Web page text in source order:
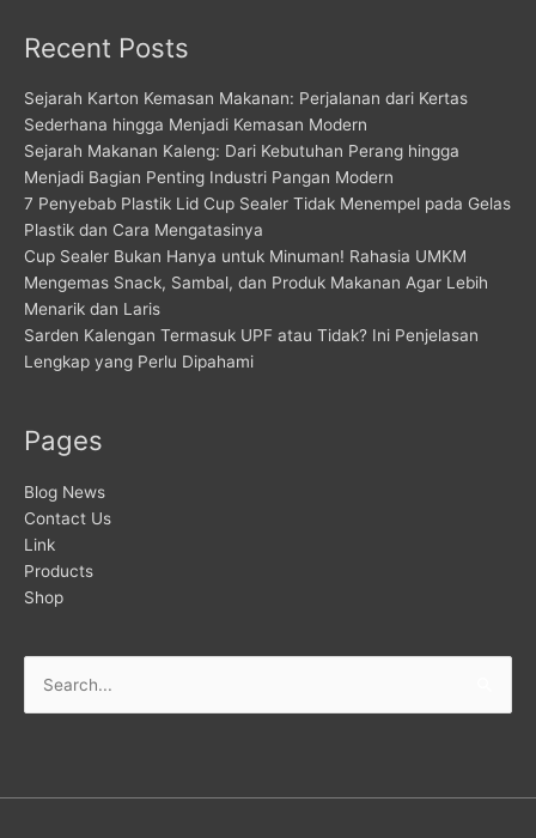
Recent Posts
Sejarah Karton Kemasan Makanan: Perjalanan dari Kertas
Sederhana hingga Menjadi Kemasan Modern
Sejarah Makanan Kaleng: Dari Kebutuhan Perang hingga
Menjadi Bagian Penting Industri Pangan Modern
7 Penyebab Plastik Lid Cup Sealer Tidak Menempel pada Gelas
Plastik dan Cara Mengatasinya
Cup Sealer Bukan Hanya untuk Minuman! Rahasia UMKM
Mengemas Snack, Sambal, dan Produk Makanan Agar Lebih
Menarik dan Laris
Sarden Kalengan Termasuk UPF atau Tidak? Ini Penjelasan
Lengkap yang Perlu Dipahami
Pages
Blog News
Contact Us
Link
Products
Shop